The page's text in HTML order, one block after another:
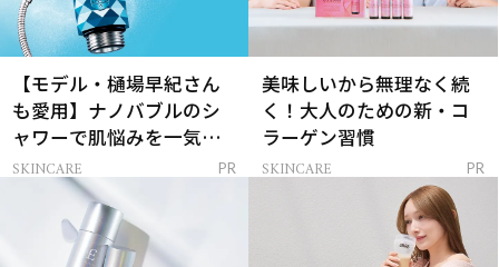
【モデル・樋場早紀さん
も愛用】ナノバブルのシ
ャワーで肌悩みを一気に
解決
SKINCARE PR
美味しいから無理なく続
く！大人のための新・コ
ラーゲン習慣
SKINCARE PR